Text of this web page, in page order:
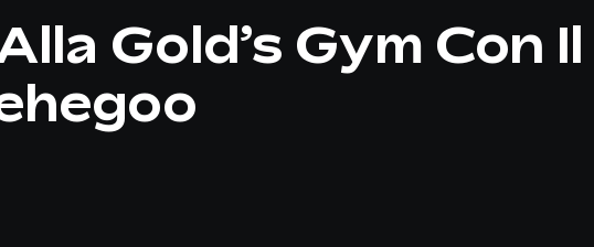
Gold’s Gym Con Il